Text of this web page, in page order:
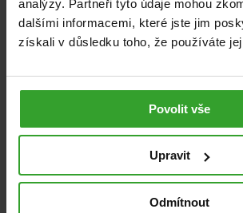
analýzy. Partneři tyto údaje mohou
dalšími informacemi, které jste jim
získali v důsledku toho, že používáte
Povolit vše
Upravit
Odmítnout
E-mail
Související
DOPRAVA ZDARMA